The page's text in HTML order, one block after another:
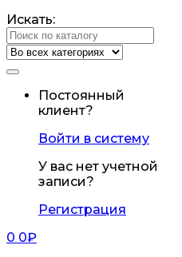
Искать:
Постоянный
клиент?
Войти в систему
У вас нет учетной
записи?
Регистрация
0 0₽